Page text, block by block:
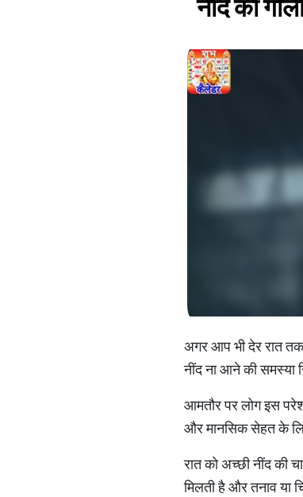
नींद की
अगर आप भी देर रात
नींद ना आने की समस्या
आमतौर पर लोग इस
और मानसिक सेहत के
रात को अच्छी नींद की
मिलती है और तनाव या